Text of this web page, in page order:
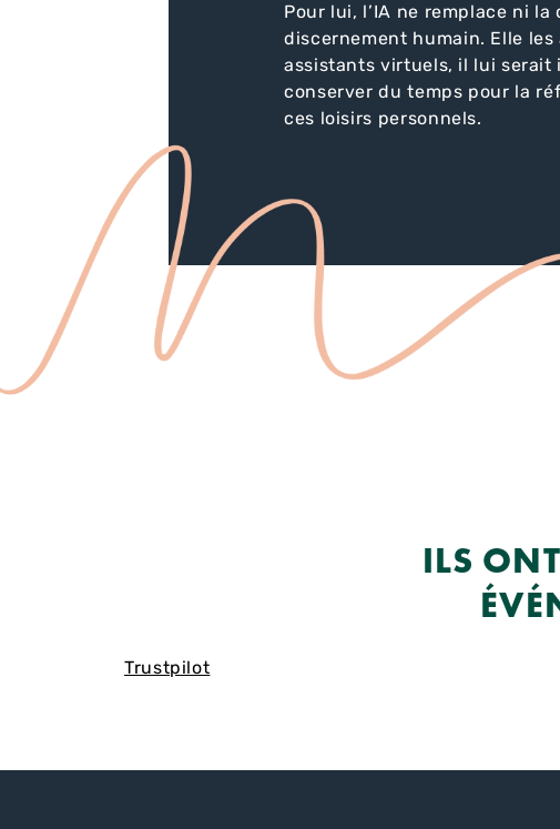
Pour lui, l’IA ne remplace ni
discernement humain. Elle les
assistants virtuels, il lui serait
conserver du temps pour la
ces loisirs personnels.
ILS
Trustpilot